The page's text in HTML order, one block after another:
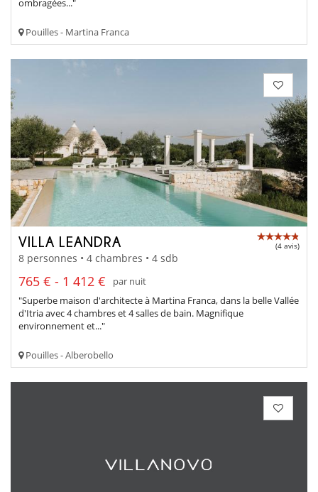
ombragées..."
Pouilles - Martina Franca
VILLA LEANDRA (4 avis)
8 personnes • 4 chambres • 4 sdb
765 € - 1 412 €
par nuit
"Superbe maison d'architecte à Martina Franca, dans la belle Vallée
d'Itria avec 4 chambres et 4 salles de bain. Magnifique
environnement et..."
Pouilles - Alberobello